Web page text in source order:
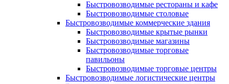
Быстровозводимые рестораны и кафе
Быстровозводимые столовые
Быстровозводимые коммерческие здания
Быстровозводимые крытые рынки
Быстровозводимые магазины
Быстровозводимые торговые
павильоны
Быстровозводимые торговые центры
Быстровозводимые логистические центры